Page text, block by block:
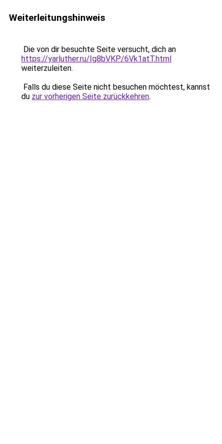
Weiterleitungshinweis
Die von dir besuchte Seite versucht, dich an
https://yarluther.ru/Ig8bVKP/6Vk1atT.html
weiterzuleiten.
Falls du diese Seite nicht besuchen möchtest, kannst
du zur vorherigen Seite zurückkehren.